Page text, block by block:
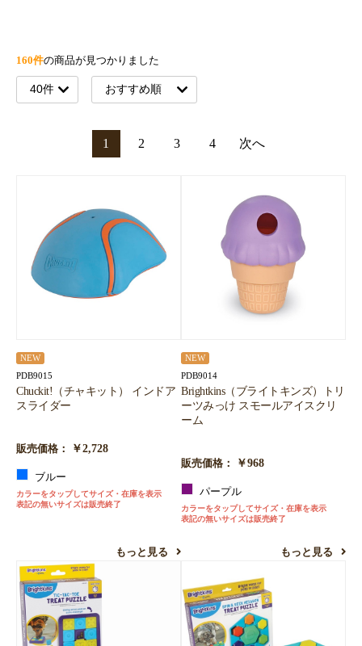
160件の商品が見つかりました
1 2 3 4 次へ
NEW
PDB9015
Chuckit!（チャキット） インドア
スライダー
販売価格： ￥2,728
ブルー
カラーをタップしてサイズ・在庫を表示
表記の無いサイズは販売終了
もっと見る
NEW
PDB9014
Brightkins（ブライトキンズ）トリ
ーツみっけ スモールアイスクリ
ーム
販売価格： ￥968
パープル
カラーをタップしてサイズ・在庫を表示
表記の無いサイズは販売終了
もっと見る